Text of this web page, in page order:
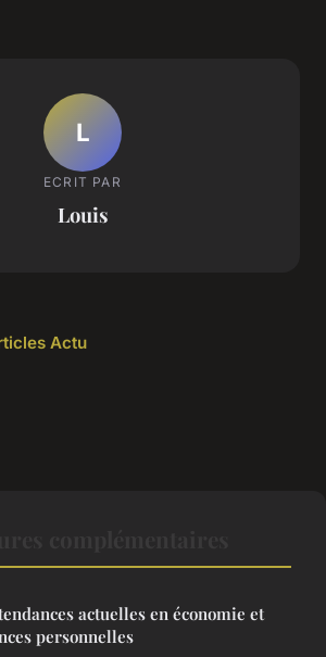
L
ECRIT PAR
Louis
Actu
actuelles en économie et
personnelles